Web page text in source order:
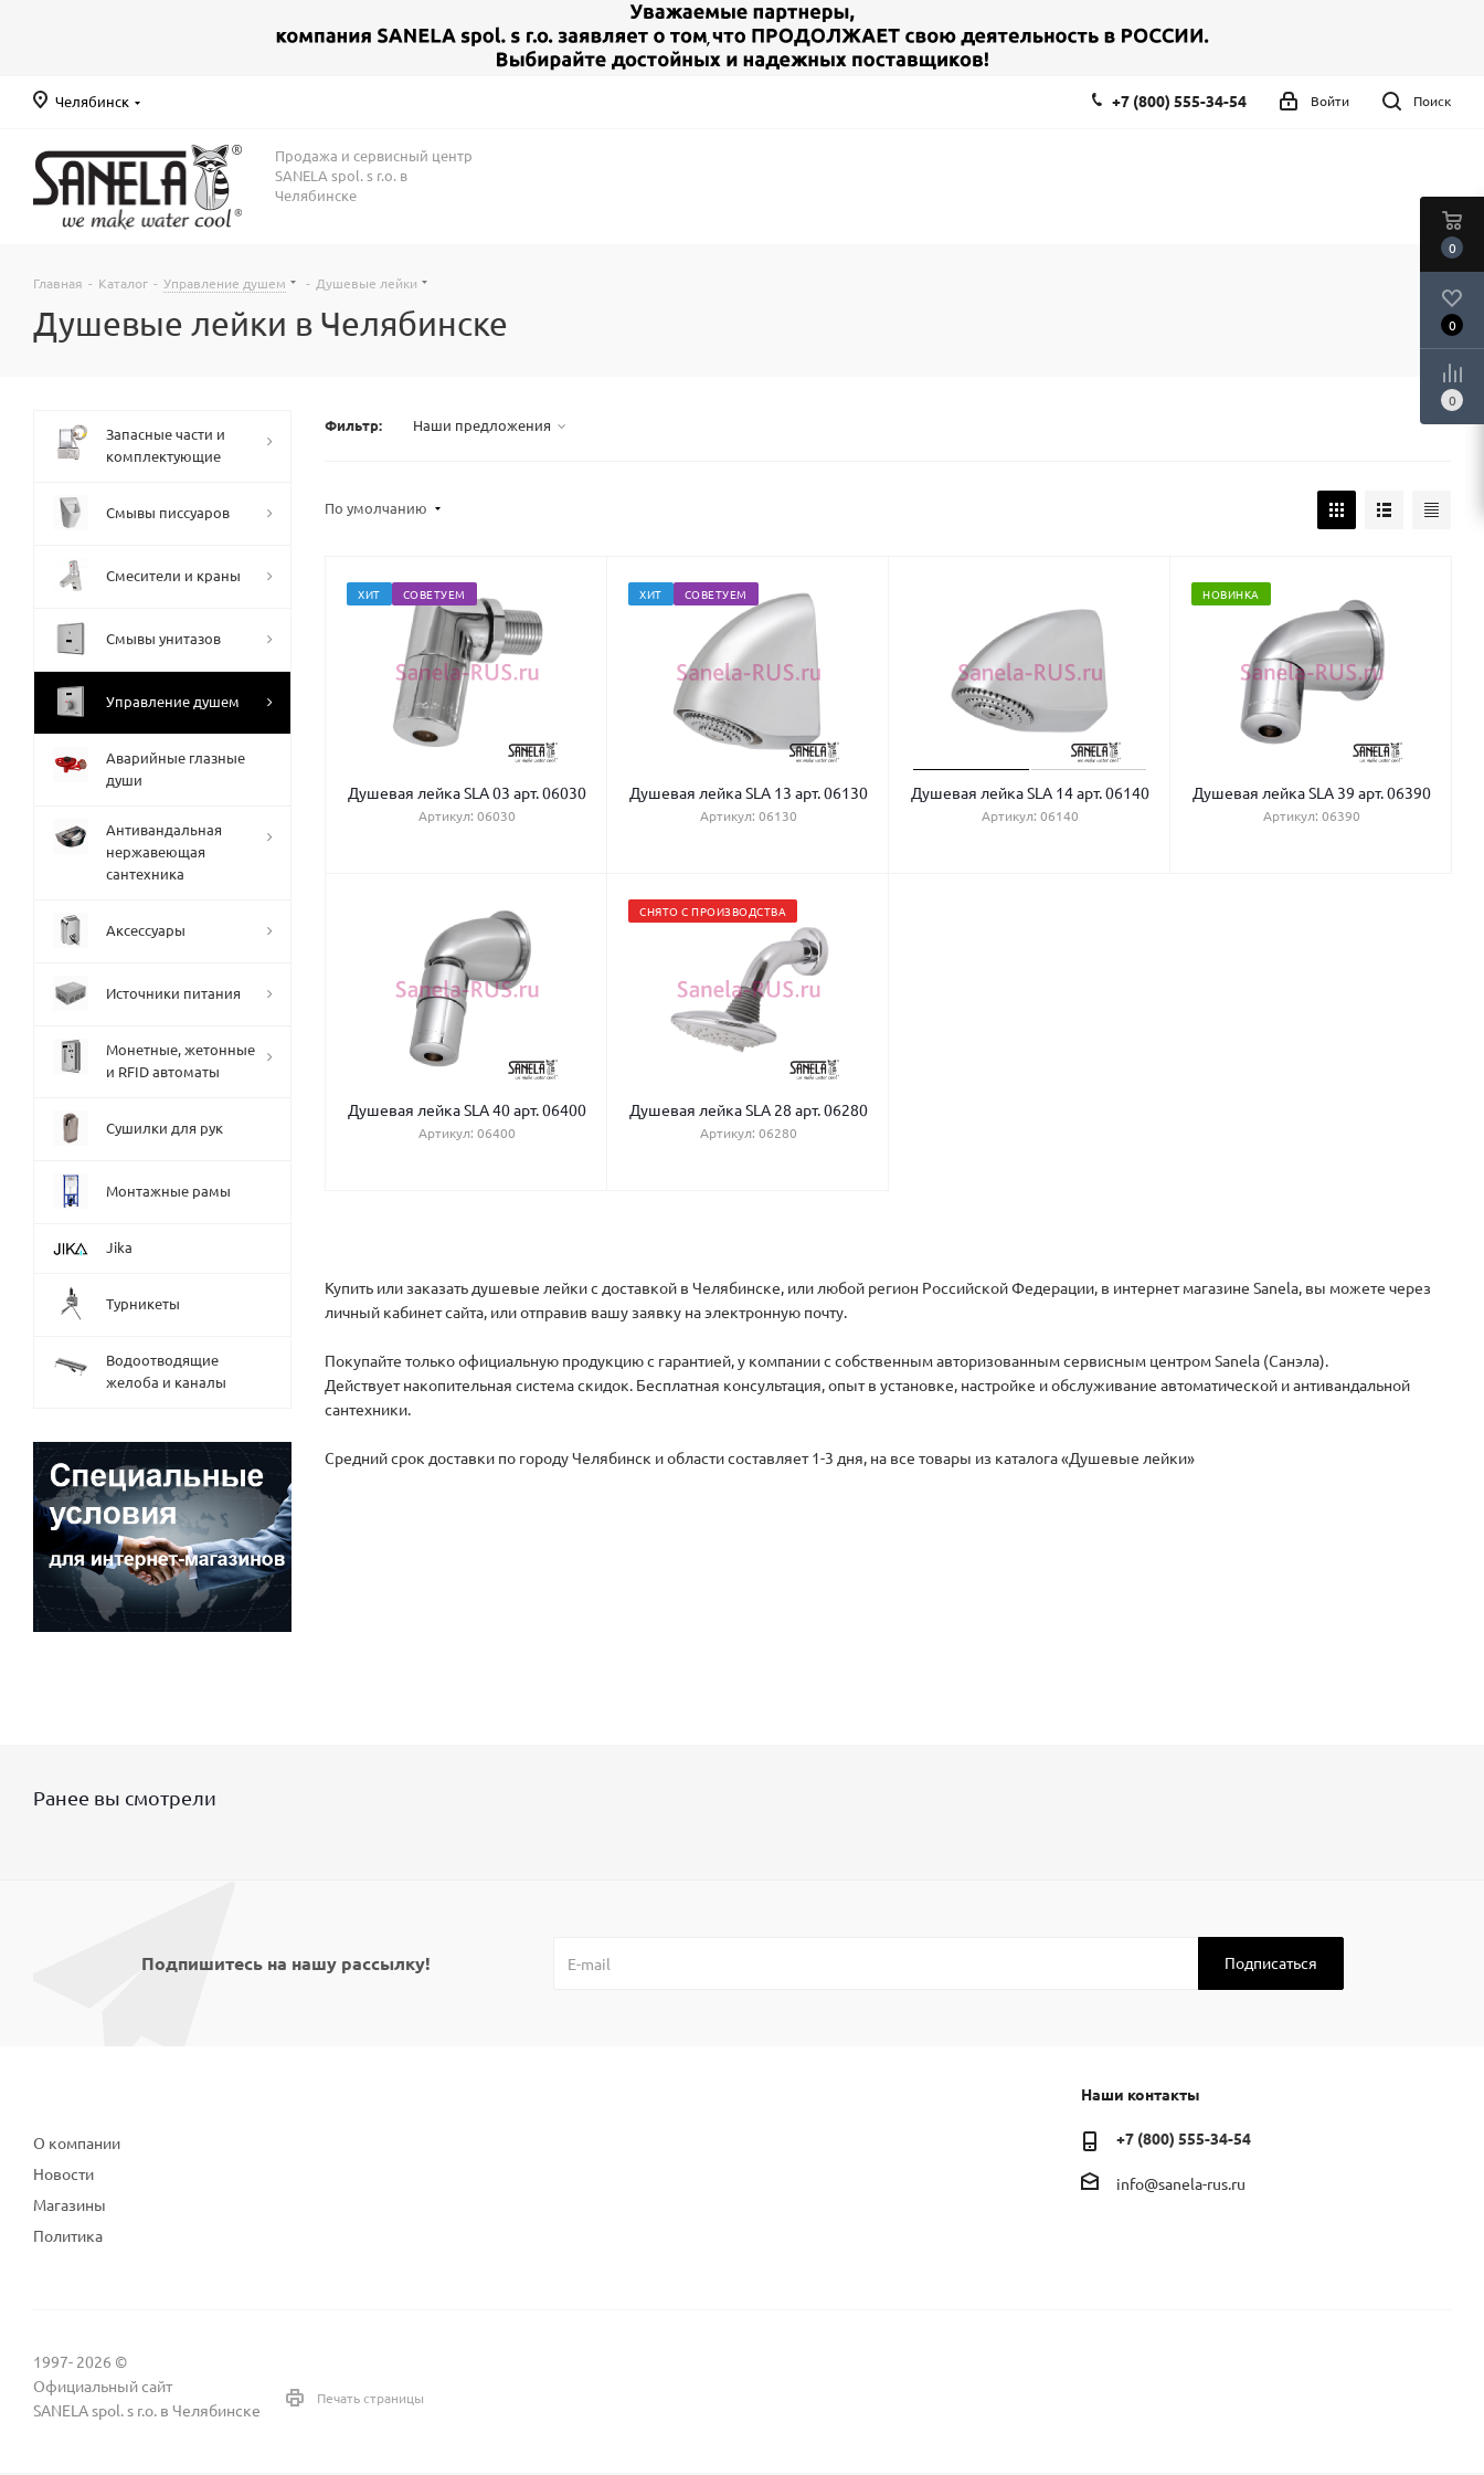
Челябинск Поиск
Войти
+7 (800) 555-34-54
Продажа и сервисный центр
SANELA spol. s r.o. в
Челябинске
Главная - Каталог - Управление душем - Душевые лейки
Душевые лейки в Челябинске
Фильтр: Наши предложения
По умолчанию
ХИТ СОВЕТУЕМ
Душевая лейка SLA 03 арт. 06030
Артикул: 06030
ХИТ СОВЕТУЕМ
Душевая лейка SLA 13 арт. 06130
Артикул: 06130
Душевая лейка SLA 14 арт. 06140
Артикул: 06140
НОВИНКА
Душевая лейка SLA 39 арт. 06390
Артикул: 06390
Душевая лейка SLA 40 арт. 06400
Артикул: 06400
СНЯТО С ПРОИЗВОДСТВА
Душевая лейка SLA 28 арт. 06280
Артикул: 06280
Купить или заказать душевые лейки с доставкой в Челябинске, или любой регион Российской Федерации, в интернет магазине Sanela, вы можете через
личный кабинет сайта, или отправив вашу заявку на электронную почту.
Покупайте только официальную продукцию с гарантией, у компании с собственным авторизованным сервисным центром Sanela (Санэла).
Действует накопительная система скидок. Бесплатная консультация, опыт в установке, настройке и обслуживание автоматической и антивандальной
сантехники.
Средний срок доставки по городу Челябинск и области составляет 1-3 дня, на все товары из каталога «Душевые лейки»
Запасные части и
комплектующие
Смывы писсуаров
Смесители и краны
Смывы унитазов
Управление душем
Аварийные глазные
души
Антивандальная
нержавеющая
сантехника
Аксессуары
Источники питания
Монетные, жетонные
и RFID автоматы
Сушилки для рук
Монтажные рамы
Jika
Турникеты
Водоотводящие
желоба и каналы
Ранее вы смотрели
Подпишитесь на нашу рассылку!
О компании
Новости
Магазины
Политика
Наши контакты
+7 (800) 555-34-54
info@sanela-rus.ru
1997- 2026 ©
Официальный сайт
SANELA spol. s r.o. в Челябинске
Печать страницы
0
0
0